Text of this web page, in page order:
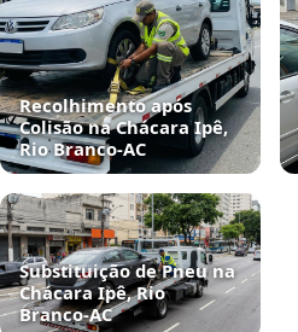
Recolhimento após
Colisão na Chácara Ipê,
Rio Branco‑AC
Substituição de Pneu na
Chácara Ipê, Rio
Branco‑AC